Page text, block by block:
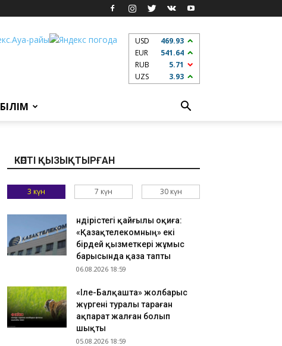
USD
469.93
EUR
541.64
RUB
5.71
UZS
3.93
БІЛІМ
КӨПТІ ҚЫЗЫҚТЫРҒАН
3 күн 7 күн 30 күн
Өндірістегі қайғылы оқиға:
«Қазақтелекомның» екі
бірдей қызметкері жұмыс
барысында қаза тапты
06.08.2026 18:59
«Іле-Балқашта» жолбарыс
жүргені туралы тараған
ақпарат жалған болып
шықты
05.08.2026 18:59